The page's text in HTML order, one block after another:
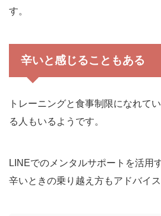
す。
辛いと感じることもある
トレーニングと食事制限になれて
る人もいるようです。
LINEでのメンタルサポートを活用
辛いときの乗り越え方もアドバイ